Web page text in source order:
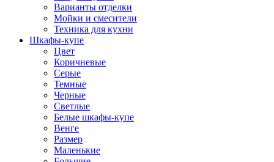
Варианты отделки
Мойки и смесители
Техника для кухни
Шкафы-купе
Цвет
Коричневые
Серые
Темные
Черные
Светлые
Белые шкафы-купе
Венге
Размер
Маленькие